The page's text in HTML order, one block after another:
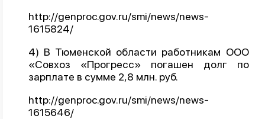
http://genproc.gov.ru/smi/news/news-
1615824/
4) В Тюменской области работникам ООО
«Совхоз «Прогресс» погашен долг по
зарплате в сумме 2,8 млн. руб.
http://genproc.gov.ru/smi/news/news-
1615646/